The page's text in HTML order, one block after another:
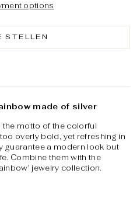
options
STELLEN
made of silver
the motto of the colorful
overly bold, yet refreshing in
guarantee a modern look but
Combine them with the
jewelry collection.